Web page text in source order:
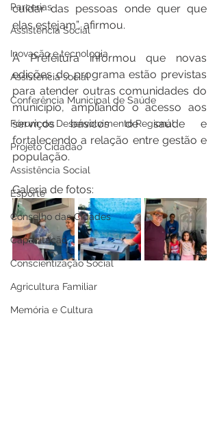
Parcerias
Assistência Social
Inovação e tecnologia
Assistência social
Conferência Municipal de Saúde
Fórum de Desenvolvimento Regional
Projeto Cidadão
Assistência Social
Esporte
Conselho das Cidades
Capacitação
Conscientização Social
Agricultura Familiar
Memória e Cultura
cuidar das pessoas onde quer que
elas estejam”, afirmou.
A Prefeitura informou que novas
edições do programa estão previstas
para atender outras comunidades do
município, ampliando o acesso aos
serviços básicos de saúde e
fortalecendo a relação entre gestão e
população.
Galeria de fotos: